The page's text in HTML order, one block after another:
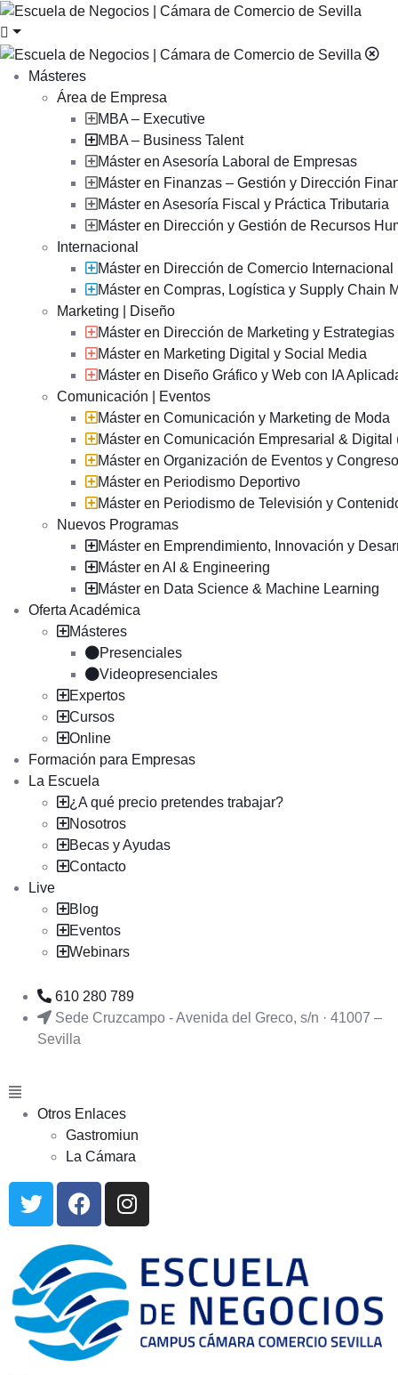
Másteres
Área de Empresa
MBA – Executive
MBA – Business Talent
Máster en Asesoría Laboral de Empresas
Máster en Finanzas – Gestión y Dirección
Máster en Asesoría Fiscal y Práctica Tributaria
Máster en Dirección y Gestión de Recursos
Internacional
Máster en Dirección de Comercio Internacional
Máster en Compras, Logística y Supply Chain
Marketing | Diseño
Máster en Dirección de Marketing y
Máster en Marketing Digital y Social Media
Máster en Diseño Gráfico y Web con IA
Comunicación | Eventos
Máster en Comunicación y Marketing de Moda
Máster en Comunicación Empresarial & Digital
Máster en Organización de Eventos y
Máster en Periodismo Deportivo
Máster en Periodismo de Televisión y
Nuevos Programas
Máster en Emprendimiento, Innovación y
Máster en AI & Engineering
Máster en Data Science & Machine Learning
Oferta Académica
Másteres
Presenciales
Videopresenciales
Expertos
Cursos
Online
Formación para Empresas
La Escuela
¿A qué precio pretendes trabajar?
Nosotros
Becas y Ayudas
Contacto
Live
Blog
Eventos
Webinars
610 280 789
Sede Cruzcampo - Avenida del Greco, s/n · 41007 –
Sevilla
Otros Enlaces
Gastromiun
La Cámara